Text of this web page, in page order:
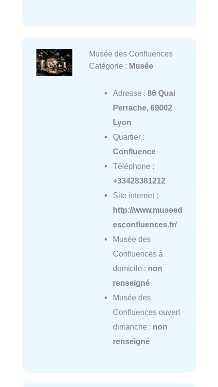
Musée des Confluences
Catégorie : Musée
Adresse : 86 Quai
Perrache, 69002
Lyon
Quartier :
Confluence
Téléphone :
+33428381212
Site internet :
http://www.museed
esconfluences.fr/
Musée des
Confluences à
domicile : non
renseigné
Musée des
Confluences ouvert
dimanche : non
renseigné